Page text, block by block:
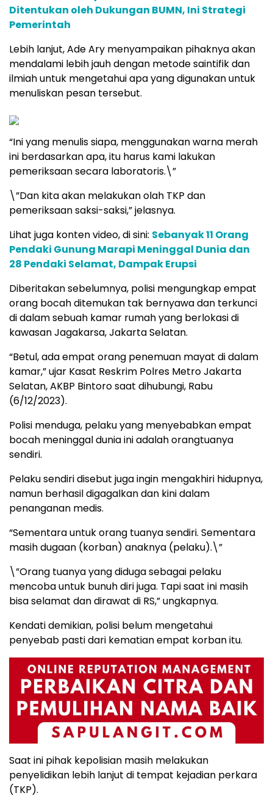
Ditentukan oleh Dukungan BUMN, Ini Strategi
Pemerintah
Lebih lanjut, Ade Ary menyampaikan pihaknya akan
mendalami lebih jauh dengan metode saintifik dan
ilmiah untuk mengetahui apa yang digunakan untuk
menuliskan pesan tersebut.
“Ini yang menulis siapa, menggunakan warna merah
ini berdasarkan apa, itu harus kami lakukan
pemeriksaan secara laboratoris.\”
\”Dan kita akan melakukan olah TKP dan
pemeriksaan saksi-saksi,” jelasnya.
Lihat juga konten video, di sini: Sebanyak 11 Orang
Pendaki Gunung Marapi Meninggal Dunia dan
28 Pendaki Selamat, Dampak Erupsi
Diberitakan sebelumnya, polisi mengungkap empat
orang bocah ditemukan tak bernyawa dan terkunci
di dalam sebuah kamar rumah yang berlokasi di
kawasan Jagakarsa, Jakarta Selatan.
“Betul, ada empat orang penemuan mayat di dalam
kamar,” ujar Kasat Reskrim Polres Metro Jakarta
Selatan, AKBP Bintoro saat dihubungi, Rabu
(6/12/2023).
Polisi menduga, pelaku yang menyebabkan empat
bocah meninggal dunia ini adalah orangtuanya
sendiri.
Pelaku sendiri disebut juga ingin mengakhiri hidupnya,
namun berhasil digagalkan dan kini dalam
penanganan medis.
“Sementara untuk orang tuanya sendiri. Sementara
masih dugaan (korban) anaknya (pelaku).\”
\”Orang tuanya yang diduga sebagai pelaku
mencoba untuk bunuh diri juga. Tapi saat ini masih
bisa selamat dan dirawat di RS,” ungkapnya.
Kendati demikian, polisi belum mengetahui
penyebab pasti dari kematian empat korban itu.
Saat ini pihak kepolisian masih melakukan
penyelidikan lebih lanjut di tempat kejadian perkara
(TKP).